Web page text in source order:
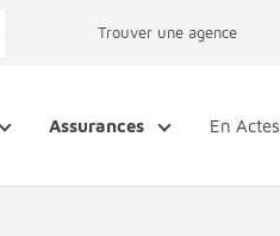
Trouver une agence
Assurances En Actes